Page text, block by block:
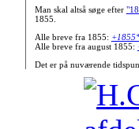
Man skal altså søge efter
1855.
Alle breve fra 1855:
Alle breve fra august 1855:
Det er på nuværende